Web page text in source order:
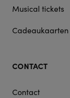
Musical tickets
Cadeaukaarten
CONTACT
Contact